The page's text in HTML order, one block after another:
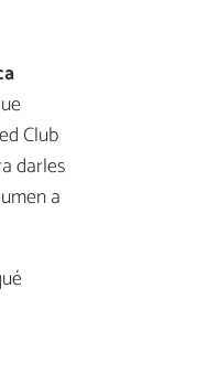
Club
darles
a